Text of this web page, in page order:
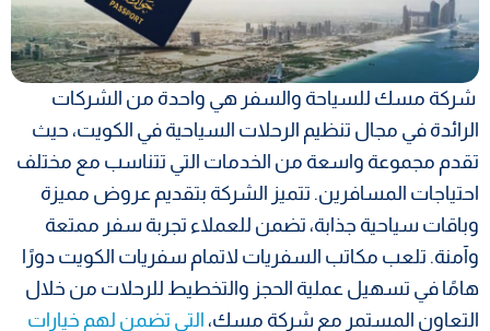
شركة مسك للسياحة والسفر هي واحدة من الشركات
الرائدة في مجال تنظيم الرحلات السياحية في الكويت، حيث
تقدم مجموعة واسعة من الخدمات التي تتناسب مع مختلف
احتياجات المسافرين. تتميز الشركة بتقديم عروض مميزة
وباقات سياحية جذابة، تضمن للعملاء تجربة سفر ممتعة
وآمنة. تلعب مكاتب السفريات لاتمام سفريات الكويت دورًا
هامًا في تسهيل عملية الحجز والتخطيط للرحلات من خلال
التعاون المستمر مع شركة مسك، التي تضمن لهم خيارات